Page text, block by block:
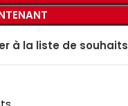
à la liste de souhaits